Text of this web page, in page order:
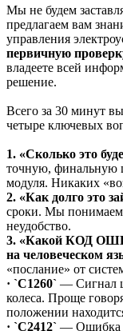
Мы не будем
предлагаем вам
управления
первичную
владеете всей
решение.
Всего за 30 минут
четыре ключевых
1. «Сколько это
точную, финальную
модуля. Никаких
2. «Как долго это
сроки. Мы
неудобство.
3. «Какой КОД
на человеческом
«послание» от
· `C1260` — Сигнал
колеса. Проще
положении
· `C2412` — Ошибка